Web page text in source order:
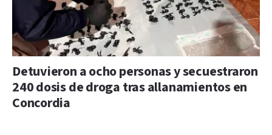
Detuvieron a ocho personas y secuestraron
240 dosis de droga tras allanamientos en
Concordia